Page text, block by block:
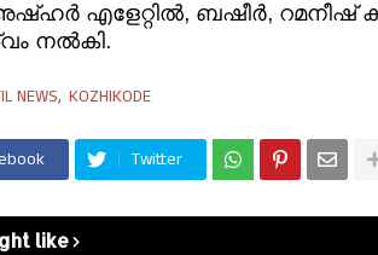
എളേറ്റിൽ, ബഷീർ,
നൽകി.
NEWS KOZHIKODE
Twitter
like